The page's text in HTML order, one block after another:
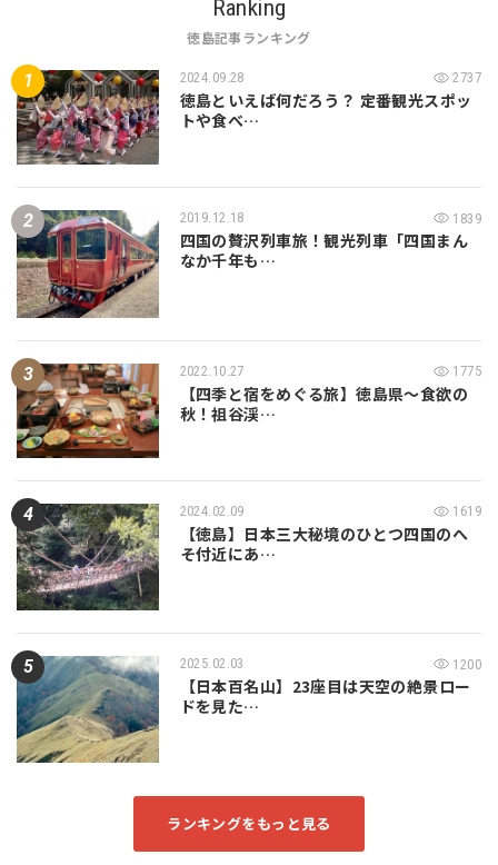
Ranking
徳島記事ランキング
2024.09.28 2737
徳島といえば何だろう？ 定番観光スポッ
トや食べ…
2019.12.18 1839
四国の贅沢列車旅！観光列車「四国まん
なか千年も…
2022.10.27 1775
【四季と宿をめぐる旅】徳島県〜食欲の
秋！祖谷渓…
2024.02.09 1619
【徳島】日本三大秘境のひとつ四国のへ
そ付近にあ…
2025.02.03 1200
【日本百名山】23座目は天空の絶景ロー
ドを見た…
ランキングをもっと見る